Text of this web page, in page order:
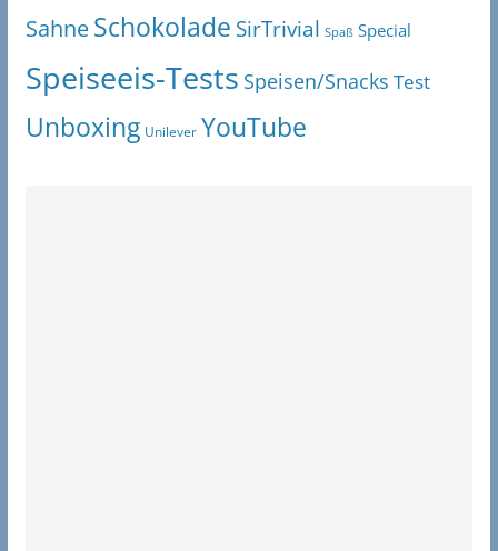
SahneSchokolade SirTrivial Spaß Special
Speiseeis-Tests Speisen/Snacks Test
Unboxing Unilever YouTube